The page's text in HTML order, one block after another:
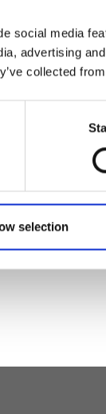
social media
advertising
collected
selection
ROSSO